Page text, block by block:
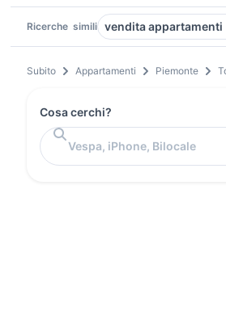
Ricerche simili vendita appartamenti
Subito Appartamenti Piemonte
Cosa cerchi?